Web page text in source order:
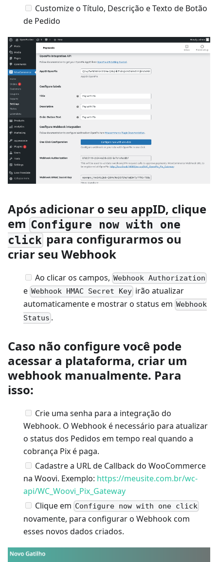
Customize o Título, Descrição e Texto de Botão
de Pedido
Após adicionar o seu appID, clique
em Configure now with one
click para configurarmos ou
criar seu Webhook
Ao clicar os campos, Webhook Authorization
e Webhook HMAC Secret Key irão atualizar
automaticamente e mostrar o status em Webhook
Status .
Caso não configure você pode
acessar a plataforma, criar um
webhook manualmente. Para
isso:
Crie uma senha para a integração do
Webhook. O Webhook é necessário para atualizar
o status dos Pedidos em tempo real quando a
cobrança Pix é paga.
Cadastre a URL de Callback do WooCommerce
na Woovi. Exemplo: https://meusite.com.br/wc-
api/WC_Woovi_Pix_Gateway
Clique em Configure now with one click
novamente, para configurar o Webhook com
esses novos dados criados.